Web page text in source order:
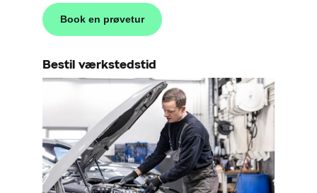
Book en prøvetur
Bestil værkstedstid